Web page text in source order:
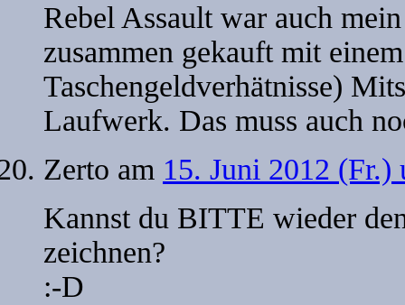
Rebel Assault war auch
zusammen gekauft mit
Taschengeldverhätnisse)
Laufwerk. Das muss auch
Zerto am 15. Juni 2012 (Fr.)
Kannst du BITTE wieder
zeichnen?
:-D